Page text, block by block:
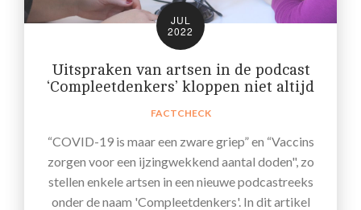
JUL
2022
Uitspraken van artsen in de podcast
‘Compleetdenkers’ kloppen niet altijd
FACTCHECK
“COVID-19 is maar een zware griep” en “Vaccins
zorgen voor een ijzingwekkend aantal doden", zo
stellen enkele artsen in een nieuwe podcastreeks
onder de naam 'Compleetdenkers'. In dit artikel